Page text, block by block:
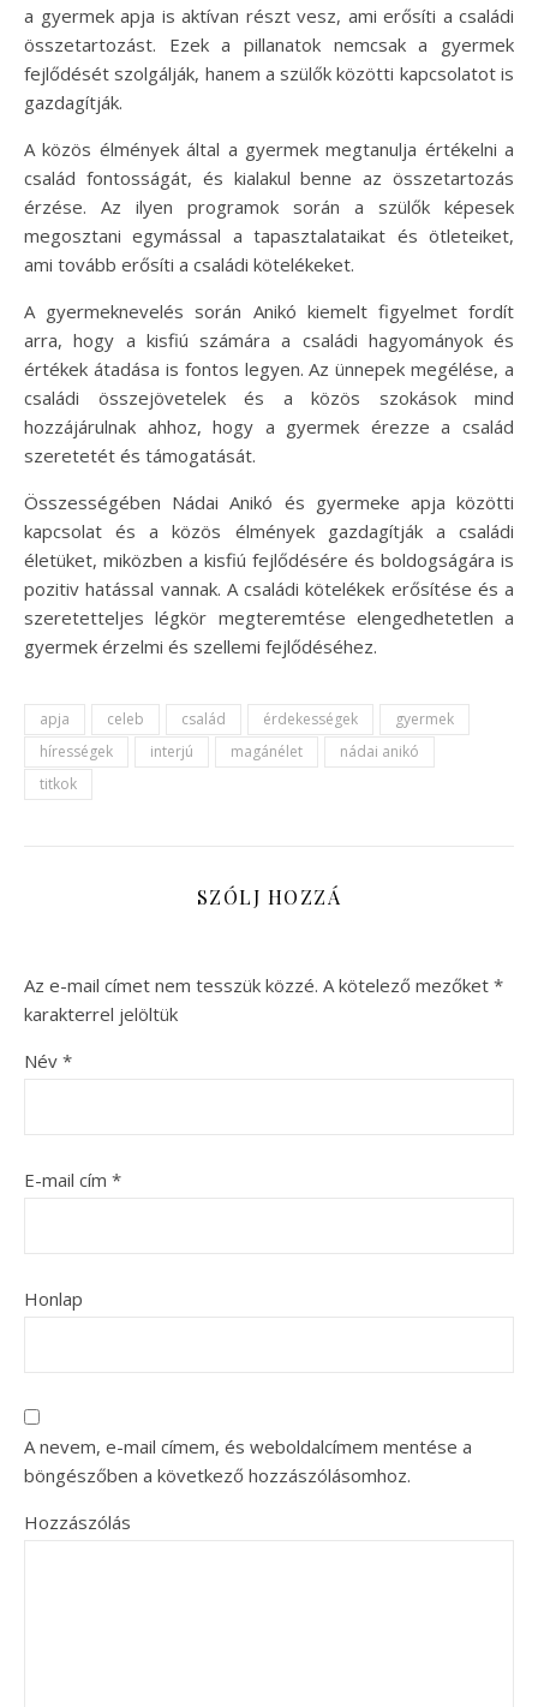
a gyermek apja is aktívan részt vesz, ami erősíti a családi
összetartozást. Ezek a pillanatok nemcsak a gyermek
fejlődését szolgálják, hanem a szülők közötti kapcsolatot is
gazdagítják.
A közös élmények által a gyermek megtanulja értékelni a
család fontosságát, és kialakul benne az összetartozás
érzése. Az ilyen programok során a szülők képesek
megosztani egymással a tapasztalataikat és ötleteiket,
ami tovább erősíti a családi kötelékeket.
A gyermeknevelés során Anikó kiemelt figyelmet fordít
arra, hogy a kisfiú számára a családi hagyományok és
értékek átadása is fontos legyen. Az ünnepek megélése, a
családi összejövetelek és a közös szokások mind
hozzájárulnak ahhoz, hogy a gyermek érezze a család
szeretetét és támogatását.
Összességében Nádai Anikó és gyermeke apja közötti
kapcsolat és a közös élmények gazdagítják a családi
életüket, miközben a kisfiú fejlődésére és boldogságára is
pozitiv hatással vannak. A családi kötelékek erősítése és a
szeretetteljes légkör megteremtése elengedhetetlen a
gyermek érzelmi és szellemi fejlődéséhez.
apja celeb család érdekességek
gyermek
hírességek
interjú magánélet
nádai anikó
titkok
SZÓLJ HOZZÁ
Az e-mail címet nem tesszük közzé. A kötelező mezőket *
karakterrel jelöltük
Név *
E-mail cím *
Honlap
A nevem, e-mail címem, és weboldalcímem mentése a
böngészőben a következő hozzászólásomhoz.
Hozzászólás